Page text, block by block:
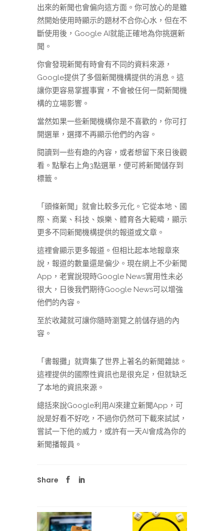
出來的新聞也會偏向這方面。你可放心的是雖
然開始使用時顯示的題材不合你心水，但在不
斷使用後，Google AI就能正確地為你挑選新
聞。
你會發現新聞有時會有不同的資料來源，
Google提供了多個新聞機構提供的消息。這
讓你更容易掌握事實，不會被任何一間新聞機
構的立場影響。
當然如果一些新聞機構你是不喜歡的，你可打
開選單，選擇不再顯示他們的內容。
閱讀到一些有趣的內容，或者想留下來日後觀
看。點擊右上角3點選單，便可將新聞儲存到
標籤。
「頭條新聞」就會比較多元化。它從本地、國
際、商業、科技、娛樂、體育各大範疇，顯示
更多不同新聞機構提供的報道或文章。
這裡會顯示更多報道。但相比起本地報章來
說，報道的數量還是偏少。現在網上不少新聞
App，老實說現時Google News實用性未必
很大，日後我們期待Google News可以增強
他們的內容。
至於收藏就可讓你隨時瀏覽之前儲存過的內
容。
「書報攤」就齊集了世界上著名的新聞雜誌。
這裡提供的國際性資訊也是很充足，但就缺乏
了本地的資訊來源。
總括來說Google利用AI來建立新聞App，可
說是好看不好吃，不過你仍然可下載來試試，
嘗試一下他的威力，或許有一天AI會成為你的
新聞播報員。
Share